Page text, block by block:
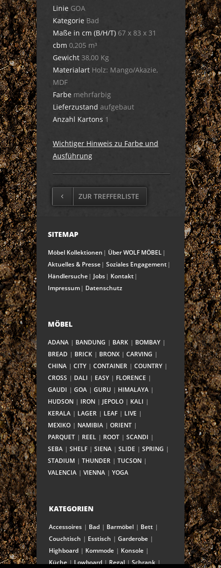
Linie GOA
Kategorie Bad
Maße in cm (B/H/T) 67 x 83 x 31
cbm 0,205 m³
Gewicht 38,00 Kg
Materialart Holz: Mango/Akazie,
MDF
Farbe mehrfarbig
Lieferzustand aufgebaut
Anzahl Kartons 1
Wichtiger Hinweis zu Farbe und
Ausführung
ZUR TREFFERLISTE
SITEMAP
Möbel Kollektionen
Über WOLF MÖBEL
Aktuelles & Presse
Soziales Engagement
Händlersuche
Jobs
Kontakt
Impressum
Datenschutz
MÖBEL
ADANA BANDUNG BARK
BOMBAY
BREAD
BRICK BRONX
CARVING
CHINA
CITY CONTAINER
COUNTRY
CROSS
DALI EASY
FLORENCE
GAUDI
GOA GURU
HIMALAYA
HUDSON
IRON JEPOLO
KALI
KERALA
LAGER LEAF
LIVE
MEXIKO
NAMIBIA
ORIENT
PARQUET
REEL ROOT
SCANDI
SEBA
SHELF SIENA SLIDE
SPRING
STADIUM
THUNDER
TUCSON
VALENCIA
VIENNA YOGA
KATEGORIEN
Accessoires Bad Barmöbel
Bett
Couchtisch
Esstisch
Garderobe
Highboard
Kommode
Konsole
Küche
Lowboard Regal Schrank